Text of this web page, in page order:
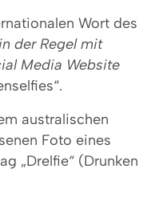
Wort des
der Regel mit
Media Website
australischen
Foto eines
„Drelfie“ (Drunken